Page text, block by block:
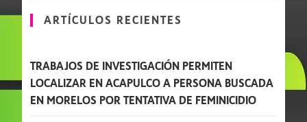
ARTÍCULOS RECIENTES
TRABAJOS DE INVESTIGACIÓN PERMITEN
LOCALIZAR EN ACAPULCO A PERSONA BUSCADA
EN MORELOS POR TENTATIVA DE FEMINICIDIO